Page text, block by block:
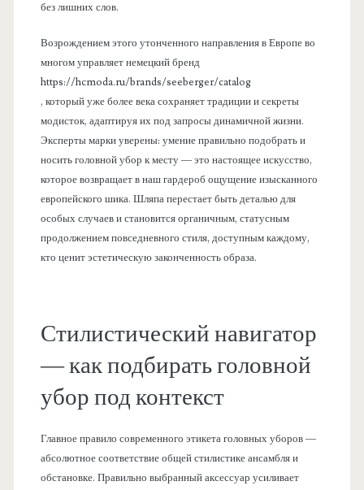
без лишних слов.
Возрождением этого утонченного направления в Европе во
многом управляет немецкий бренд
https://hcmoda.ru/brands/seeberger/catalog
, который уже более века сохраняет традиции и секреты
модисток, адаптируя их под запросы динамичной жизни.
Эксперты марки уверены: умение правильно подобрать и
носить головной убор к месту — это настоящее искусство,
которое возвращает в наш гардероб ощущение изысканного
европейского шика. Шляпа перестает быть деталью для
особых случаев и становится органичным, статусным
продолжением повседневного стиля, доступным каждому,
кто ценит эстетическую законченность образа.
Стилистический навигатор
— как подбирать головной
убор под контекст
Главное правило современного этикета головных уборов —
абсолютное соответствие общей стилистике ансамбля и
обстановке. Правильно выбранный аксессуар усиливает